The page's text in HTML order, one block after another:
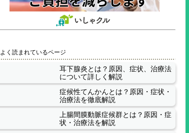
よく読まれているページ
耳下腺炎とは？原因、症状、治療法
について詳しく解説
症候性てんかんとは？原因・症状・
治療法を徹底解説
上腸間膜動脈症候群とは？原因・症
状・治療法を解説